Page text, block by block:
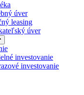
úver
leasing
úver
investovanie
investovanie